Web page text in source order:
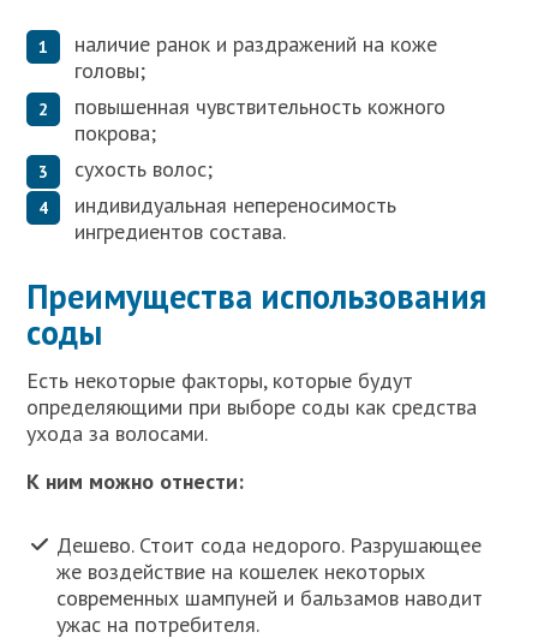
наличие ранок и раздражений на коже
головы;
повышенная чувствительность кожного
покрова;
сухость волос;
индивидуальная непереносимость
ингредиентов состава.
Преимущества использования
соды
Есть некоторые факторы, которые будут
определяющими при выборе соды как средства
ухода за волосами.
К ним можно отнести:
Дешево. Стоит сода недорого. Разрушающее
же воздействие на кошелек некоторых
современных шампуней и бальзамов наводит
ужас на потребителя.